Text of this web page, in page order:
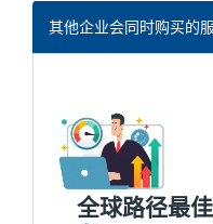
其他企业会同时购买的
全球路径最